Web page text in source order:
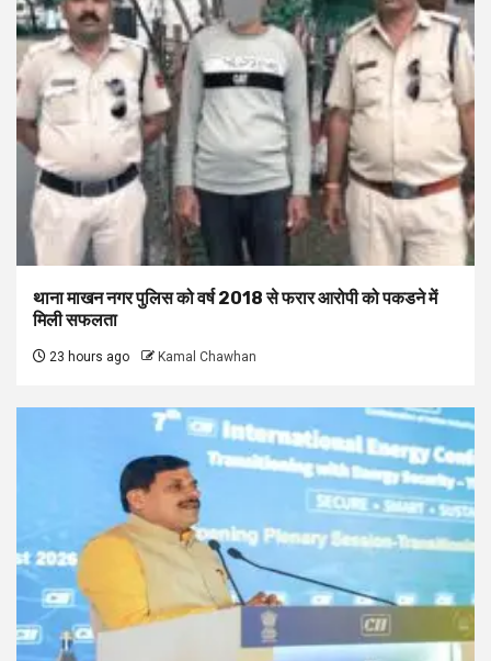
थाना माखन नगर पुलिस को वर्ष 2018 से फरार आरोपी को पकडने में
मिली सफलता
23 hours ago Kamal Chawhan